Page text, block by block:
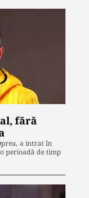
fără
a intrat în
perioadă de timp